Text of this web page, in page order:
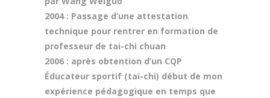
2004 : Passage d’une attestation
technique pour rentrer en formation de
professeur de tai-chi chuan
2006 : après obtention d’un CQP
Éducateur sportif (tai-chi) début de mon
expérience pédagogique en temps que